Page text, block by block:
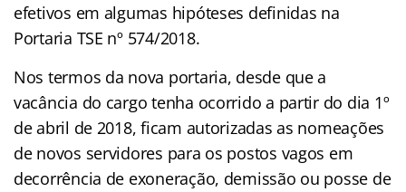
efetivos em algumas hipóteses definidas na
Portaria TSE nº 574/2018.
Nos termos da nova portaria, desde que a
vacância do cargo tenha ocorrido a partir do dia 1º
de abril de 2018, ficam autorizadas as nomeações
de novos servidores para os postos vagos em
decorrência de exoneração, demissão ou posse de